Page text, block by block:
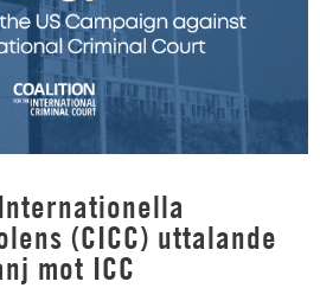
(CICC) uttalande
mot ICC